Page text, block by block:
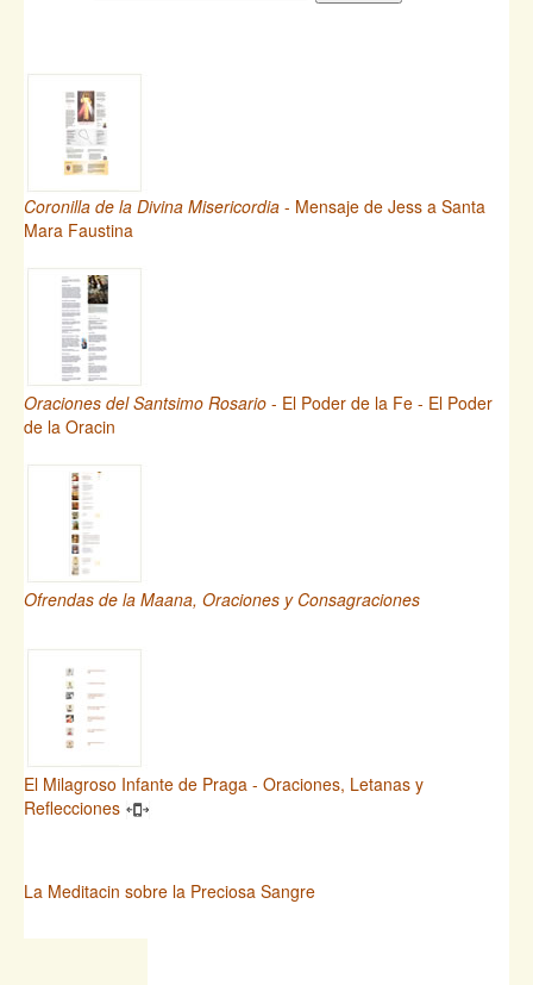
Coronilla de la Divina Misericordia - Mensaje de Jess a Santa
Mara Faustina
Oraciones del Santsimo Rosario - El Poder de la Fe - El Poder
de la Oracin
Ofrendas de la Maana, Oraciones y Consagraciones
El Milagroso Infante de Praga - Oraciones, Letanas y
Reflecciones
La Meditacin sobre la Preciosa Sangre